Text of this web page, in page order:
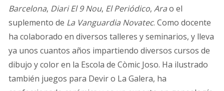
Barcelona, Diari El 9 Nou, El Periódico, Arao el
suplemento de La Vanguardia Novatec. Como docente
ha colaborado en diversos talleres y seminarios, y lleva
ya unos cuantos años impartiendo diversos cursos de
dibujo y color en la Escola de Còmic Joso. Ha ilustrado
también juegos para Devir o La Galera, ha